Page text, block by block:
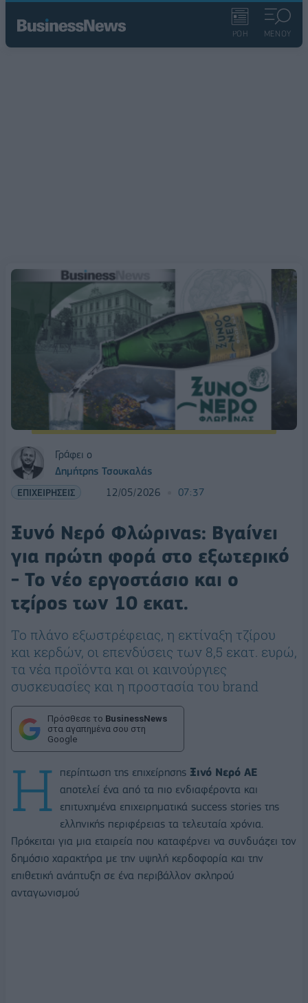
ΡΟΗ ΜΕΝΟΥ
Γράφει ο
Δημήτρης Τσουκαλάς
ΕΠΙΧΕΙΡΗΣΕΙΣ 12/05/2026 07:37
Ξυνό Νερό Φλώρινας: Βγαίνει
για πρώτη φορά στο εξωτερικό
- Το νέο εργοστάσιο και ο
τζίρος των 10 εκατ.
To πλάνο εξωστρέφειας, η εκτίναξη τζίρου
και κερδών, οι επενδύσεις των 8,5 εκατ. ευρώ,
τα νέα προϊόντα και οι καινούργιες
συσκευασίες και η προστασία του brand
Πρόσθεσε το BusinessNews
στα αγαπημένα σου στη
Google
Η περίπτωση της επιχείρησης Ξινό Νερό ΑΕ
αποτελεί ένα από τα πιο ενδιαφέροντα και
επιτυχημένα επιχειρηματικά success stories της
ελληνικής περιφέρειας τα τελευταία χρόνια.
Πρόκειται για μια εταιρεία που καταφέρνει να συνδυάζει τον
δημόσιο χαρακτήρα με την υψηλή κερδοφορία και την
επιθετική ανάπτυξη σε ένα περιβάλλον σκληρού
ανταγωνισμού